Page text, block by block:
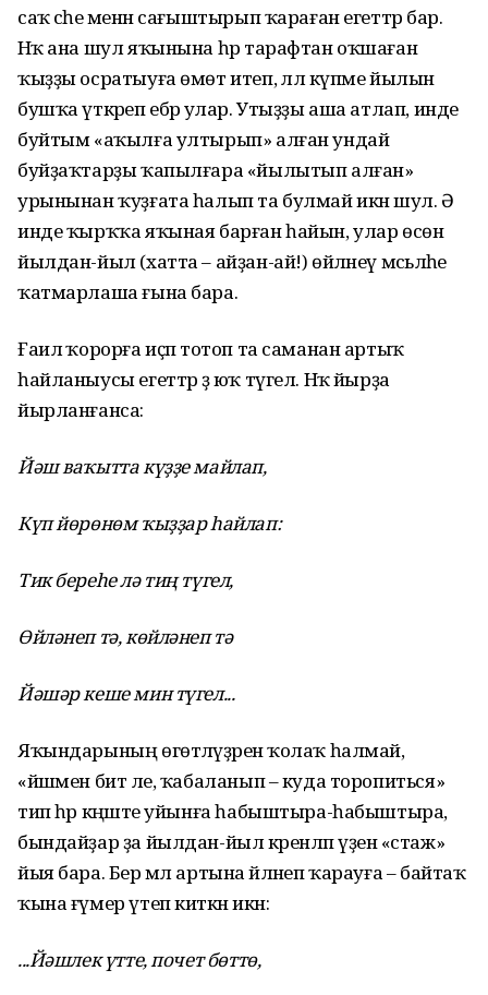
саҡ әсәһе менән сағыштырып ҡараған егеттәр бар.
Нәҡ ана шул яҡынына һәр тарафтан оҡшаған
ҡыҙҙы осратыуға өмөт итеп, әллә күпме йылын
бушҡа үткәреп ебәрә улар. Утыҙҙы аша атлап, инде
буйтым «аҡылға ултырып» алған ундай
буйҙаҡтарҙы ҡапылғара «йылытып алған»
урынынан ҡуҙғата һалып та булмай икән шул. Ә
инде ҡырҡҡа яҡыная барған һайын, улар өсөн
йылдан-йыл (хатта – айҙан-ай!) өйләнеү мәсьәләһе
ҡатмарлаша ғына бара.
Ғаилә ҡорорға иҫәп тотоп та саманан артыҡ
һайланыусы егеттәр ҙә юҡ түгел. Нәҡ йырҙа
йырланғанса:
Йәш ваҡытта күҙҙе майлап,
Күп йөрөнөм ҡыҙҙар һайлап:
Тик береһе лә тиң түгел,
Өйләнеп тә, көйләнеп тә
Йәшәр кеше мин түгел...
Яҡындарының өгөтләүҙәренә ҡолаҡ һалмай,
«йәшмен бит әле, ҡабаланып – куда торопиться»
тип һәр кәңәште уйынға һабыштыра-һабыштыра,
бындайҙар ҙа йылдан-йыл әкренләп үҙенә «стаж»
йыя бара. Бер мәл артына әйләнеп ҡарауға – байтаҡ
ҡына ғүмер үтеп киткән икән:
...Йәшлек үтте, почет бөттө,